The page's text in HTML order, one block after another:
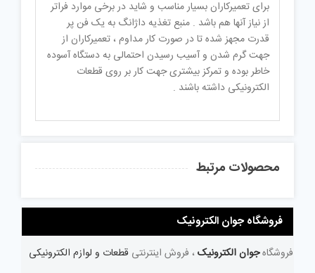
برای تعمیرکاران بسیار مناسب و شاید در برخی موارد فراتر
از نیاز آنها هم باشد . منبع تغذیه داژانگ به یک فن پر
قدرت مجهز شده تا در صورت کار مداوم ، تعمیرکاران از
جهت گرم شدن و آسیب رسیدن احتمالی به دستگاه آسوده
خاطر بوده و تمرکز بیشتری جهت کار بر روی قطعات
الکترونیکی داشته باشند .
محصولات مرتبط
فروشگاه جوان الکترونیک
فروشگاهجوان الکترونیک ، فروش اینترنتی قطعات و لوازم الکترونیکی